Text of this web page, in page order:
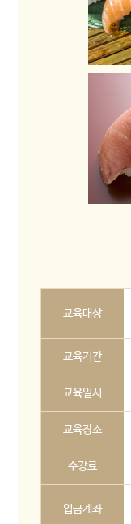
교육대상
교육기간
교육일시
교육장소
수강료
입금계좌